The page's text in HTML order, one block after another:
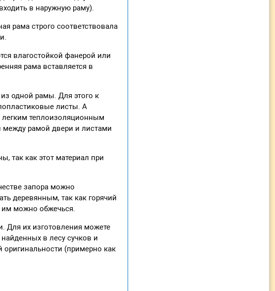
в наружную раму).
рама строго соответствовала
влагостойкой фанерой или
рама вставляется в
одной рамы. Для этого к
листы. А
теплоизоляционным
рамой двери и листами
так как этот материал при
запора можно
деревянным, так как горячий
им можно обжечься.
Для их изготовления можете
в лесу сучков и
(примерно как